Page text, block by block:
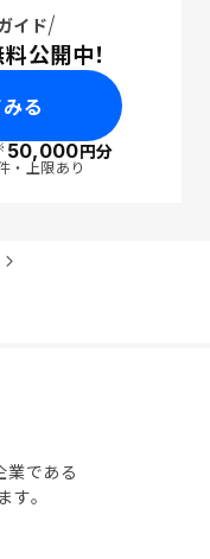
イド
公開中！
る
50,000円分
・上限あり
業である
。